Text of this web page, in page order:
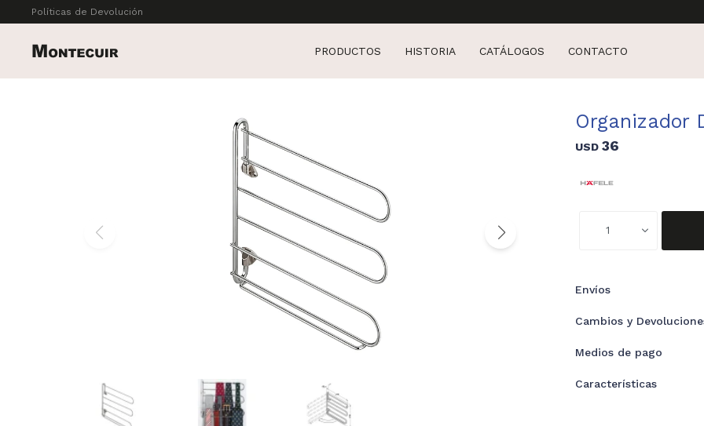
PRODUCTOS HISTORIA CATÁLOGOS CONTACTO
Políticas de Devolución
Organizador
USD 36
1
Envíos
Cambios y
Medios de pago
Características